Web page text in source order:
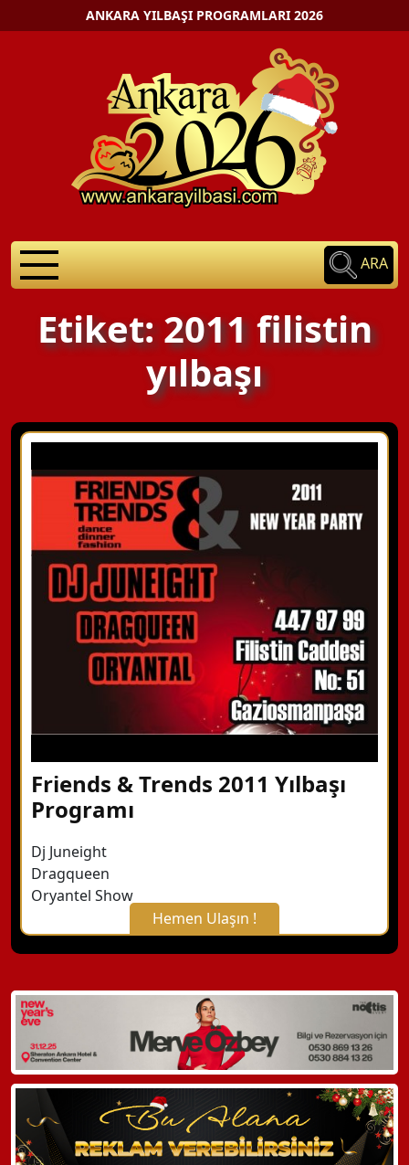
ANKARA YILBAŞI PROGRAMLARI 2026
ARA
Etiket: 2011 filistin
yılbaşı
Friends & Trends 2011 Yılbaşı
Programı
Dj Juneight
Dragqueen
Oryantel Show
Hemen Ulaşın !
X Kapat
WhatsApp ile Bilgi Alın
Hemen Arayın
Detaylı Bilgi Alın